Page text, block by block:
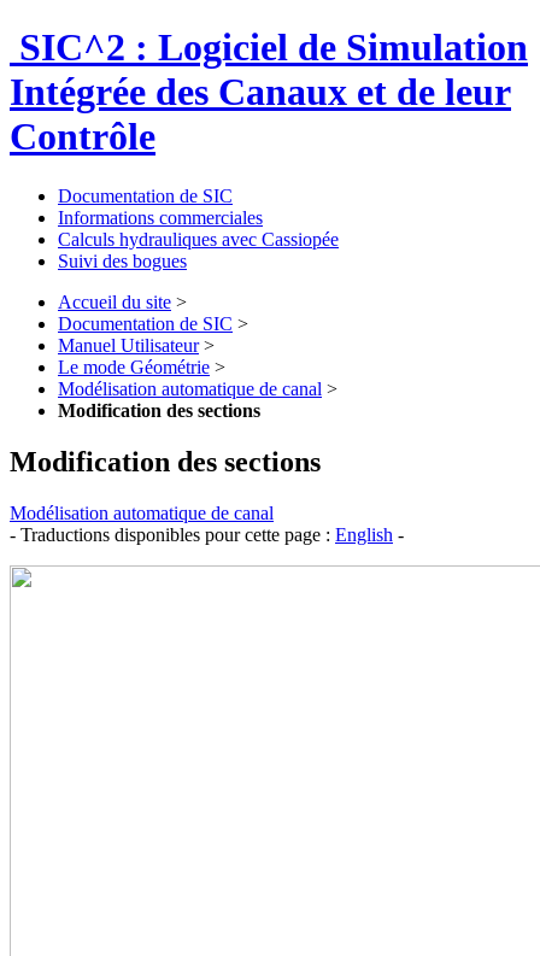
SIC^2 : Logiciel de Simulation
Intégrée des Canaux et de leur
Contrôle
Documentation de SIC
Informations commerciales
Calculs hydrauliques avec Cassiopée
Suivi des bogues
Accueil du site >
Documentation de SIC >
Manuel Utilisateur >
Le mode Géométrie >
Modélisation automatique de canal >
Modification des sections
Modification des sections
Modélisation automatique de canal
- Traductions disponibles pour cette page : English -